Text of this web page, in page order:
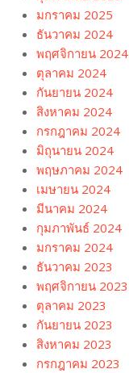
มกราคม 2025
ธันวาคม 2024
พฤศจิกายน 2024
ตุลาคม 2024
กันยายน 2024
สิงหาคม 2024
กรกฎาคม 2024
มิถุนายน 2024
พฤษภาคม 2024
เมษายน 2024
มีนาคม 2024
กุมภาพันธ์ 2024
มกราคม 2024
ธันวาคม 2023
พฤศจิกายน 2023
ตุลาคม 2023
กันยายน 2023
สิงหาคม 2023
กรกฎาคม 2023